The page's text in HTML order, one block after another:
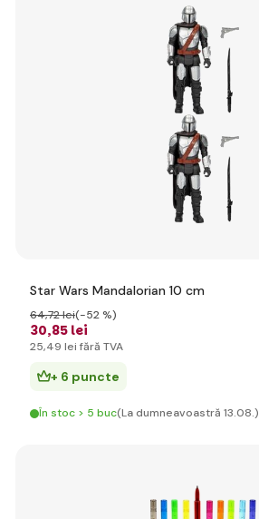
Star Wars Mandalorian 10 cm
30,85 lei
64,72 lei(-52 %)
25,49 lei fără TVA
+ 6 puncte
În stoc > 5 buc(La dumneavoastră 13.08.)